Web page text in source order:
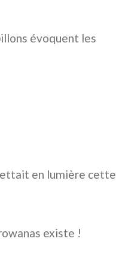
évoquent les
en lumière cette
existe !